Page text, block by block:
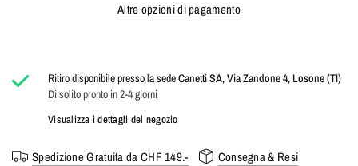
Altre opzioni di pagamento
Ritiro disponibile presso la sedeCanetti SA, Via Zandone 4, Losone (TI)
Di solito pronto in 2-4 giorni
Visualizza i dettagli del negozio
Spedizione Gratuita da CHF 149.-
Consegna & Resi